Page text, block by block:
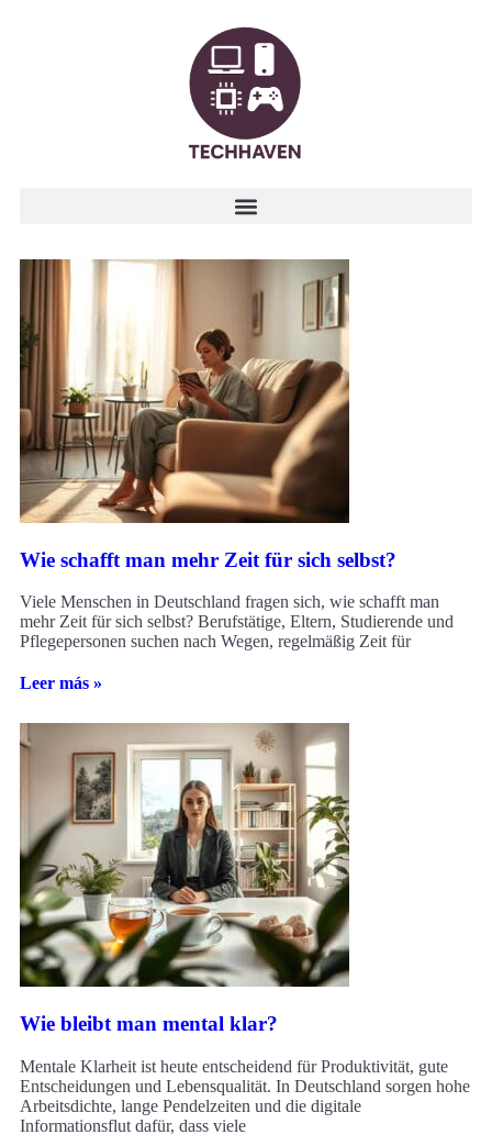
Wie schafft man mehr Zeit für sich selbst?
Viele Menschen in Deutschland fragen sich, wie schafft man
mehr Zeit für sich selbst? Berufstätige, Eltern, Studierende und
Pflegepersonen suchen nach Wegen, regelmäßig Zeit für
Leer más »
Wie bleibt man mental klar?
Mentale Klarheit ist heute entscheidend für Produktivität, gute
Entscheidungen und Lebensqualität. In Deutschland sorgen hohe
Arbeitsdichte, lange Pendelzeiten und die digitale
Informationsflut dafür, dass viele